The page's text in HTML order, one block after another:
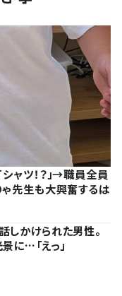
ャツ！？」→職員全員
先生も大興奮するは
かけられた男性。
に…「えっ」